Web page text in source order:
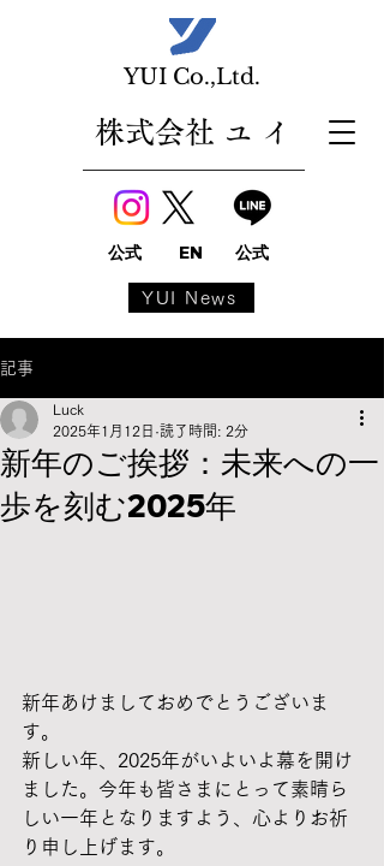
​YUI Co.,Ltd.
公式 EN 公式
株式会社 ユ イ
YUI News
記事
新年のご挨拶：未来への一
歩を刻む2025年
Luck
2025年1月12日 読了時間: 2分
新年あけましておめでとうございま
す。
新しい年、2025年がいよいよ幕を開け
ました。今年も皆さまにとって素晴ら
しい一年となりますよう、心よりお祈
り申し上げます。